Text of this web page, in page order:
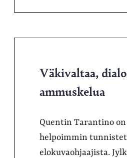
Väkivaltaa,
ammuskelua
Quentin Tarantino
helpoimmin
elokuvaohjaajista.